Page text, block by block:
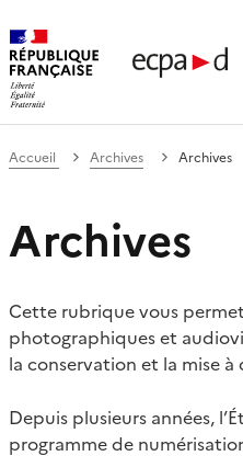
de
Accueil Archives Archives
Archives
Cette rubrique vous
photographiques et
la conservation et la mise à
Depuis plusieurs années,
programme de